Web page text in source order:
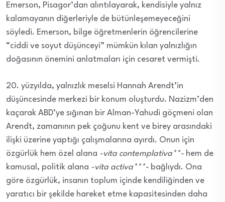
Emerson, Pisagor’dan alıntılayarak, kendisiyle yalnız
kalamayanın diğerleriyle de bütünleşemeyeceğini
söyledi. Emerson, bilge öğretmenlerin öğrencilerine
“ciddi ve soyut düşünceyi” mümkün kılan yalnızlığın
doğasının önemini anlatmaları için cesaret vermişti.
20. yüzyılda, yalnızlık meselsi Hannah Arendt’in
düşüncesinde merkezi bir konum oluşturdu. Nazizm’den
kaçarak ABD’ye sığınan bir Alman-Yahudi göçmeni olan
Arendt, zamanının pek çoğunu kent ve birey arasındaki
ilişki üzerine yaptığı çalışmalarına ayırdı. Onun için
özgürlük hem özel alana -vita contemplativa**- hem de
kamusal, politik alana -vita activa***- bağlıydı. Ona
göre özgürlük, insanın toplum içinde kendiliğinden ve
yaratıcı bir şekilde hareket etme kapasitesinden daha